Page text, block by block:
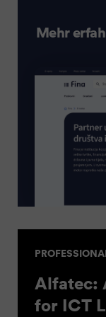
Mehr
Alfatec:
for ICT